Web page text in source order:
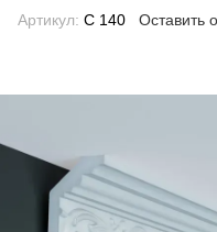
Артикул: C 140 Оставить